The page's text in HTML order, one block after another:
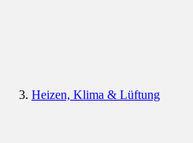
Heizen, Klima & Lüftung